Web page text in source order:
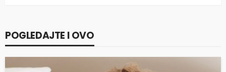
POGLEDAJTE I OVO